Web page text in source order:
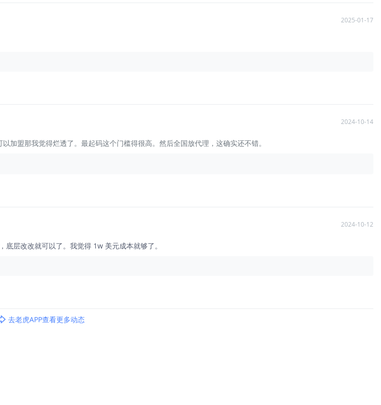
2025-01-17
2024-10-14
盟那我觉得烂透了。最起码这个门槛得很高。然后全国放代理，这确实还不错。
2024-10-12
层改改就可以了。我觉得 1w 美元成本就够了。
去老虎APP查看更多动态